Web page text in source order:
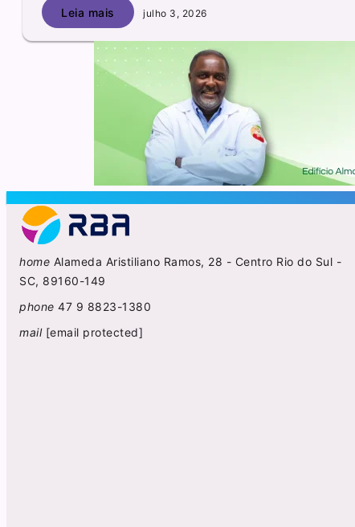
Leia mais julho 3, 2026
home Alameda Aristiliano Ramos, 28 - Centro Rio do Sul -
SC, 89160-149
phone 47 9 8823-1380
mail [email protected]